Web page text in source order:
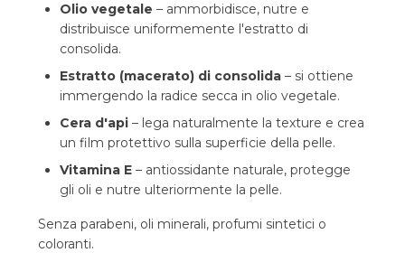
Olio vegetale – ammorbidisce, nutre e
distribuisce uniformemente l'estratto di
consolida.
Estratto (macerato) di consolida – si ottiene
immergendo la radice secca in olio vegetale.
Cera d'api – lega naturalmente la texture e crea
un film protettivo sulla superficie della pelle.
Vitamina E – antiossidante naturale, protegge
gli oli e nutre ulteriormente la pelle.
Senza parabeni, oli minerali, profumi sintetici o
coloranti.